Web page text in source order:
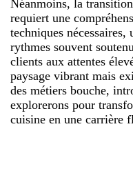
Néanmoins, la
requiert une
techniques
rythmes souvent
clients aux attentes
paysage vibrant mais
des métiers bouche,
explorerons pour
cuisine en une carrière